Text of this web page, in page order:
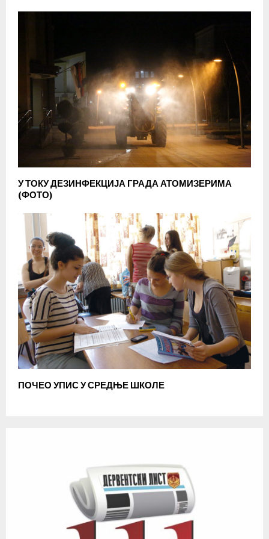
У ТОКУ ДЕЗИНФЕКЦИЈА ГРАДА АТОМИЗЕРИМА
(ФОТО)
ПОЧЕО УПИС У СРЕДЊЕ ШКОЛЕ